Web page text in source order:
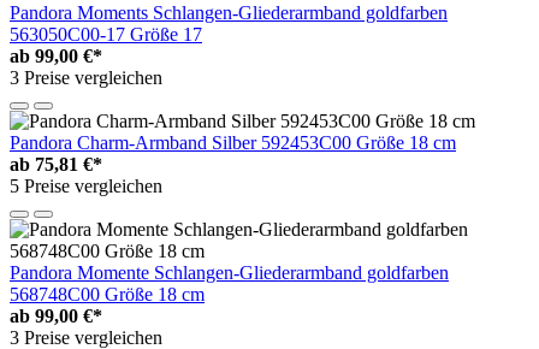
Pandora Moments Schlangen-Gliederarmband goldfarben
563050C00-17 Größe 17
ab 99,00 €*
3 Preise vergleichen
Pandora Charm-Armband Silber 592453C00 Größe 18 cm
ab 75,81 €*
5 Preise vergleichen
Pandora Momente Schlangen-Gliederarmband goldfarben
568748C00 Größe 18 cm
ab 99,00 €*
3 Preise vergleichen